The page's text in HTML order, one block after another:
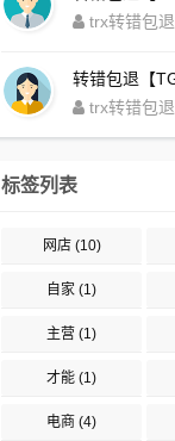
trx转错包退
trx转错包退
标签列表
网店(10)
自家 (1)
主营 (1)
才能 (1)
电商 (4)